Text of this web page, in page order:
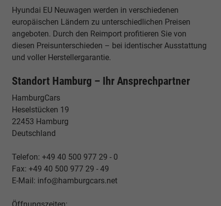
Hyundai EU Neuwagen werden in verschiedenen
europäischen Ländern zu unterschiedlichen Preisen
angeboten. Durch den Reimport profitieren Sie von
diesen Preisunterschieden – bei identischer Ausstattung
und voller Herstellergarantie.
Standort Hamburg – Ihr Ansprechpartner
HamburgCars
Heselstücken 19
22453 Hamburg
Deutschland
Telefon: +49 40 500 977 29 - 0
Fax: +49 40 500 977 29 - 49
E-Mail: info@hamburgcars.net
Öffnungszeiten: